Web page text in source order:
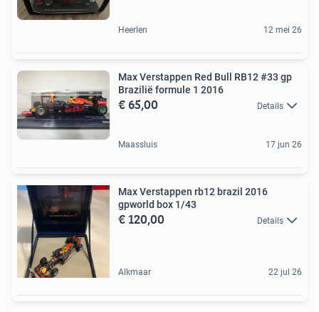
Heerlen 12 mei 26
Max Verstappen Red Bull RB12 #33 gp
Brazilië formule 1 2016
€ 65,00 Details
Maassluis 17 jun 26
Max Verstappen rb12 brazil 2016
gpworld box 1/43
€ 120,00 Details
Alkmaar 22 jul 26